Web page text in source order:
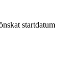
startdatum